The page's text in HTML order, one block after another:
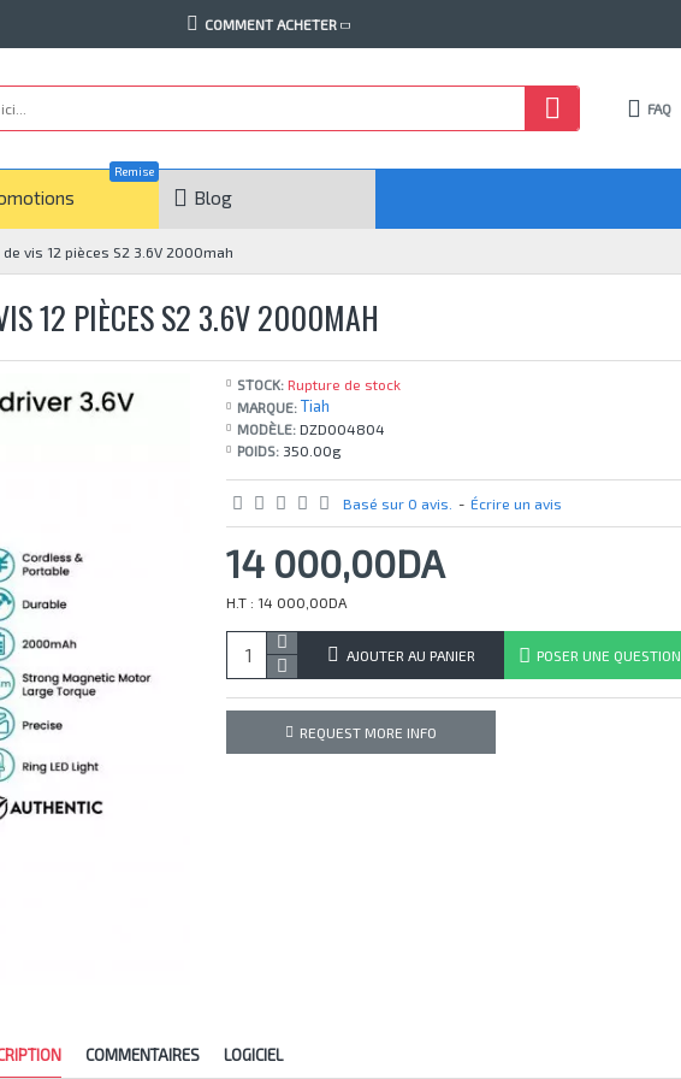
COMMENT ACHETER
FAQ
Remise
Blog
vis 12 pièces S2 3.6V 2000mah
12 PIÈCES S2 3.6V 2000MAH
STOCK: Rupture de stock
MARQUE: Tiah
MODÈLE: DZD004804
POIDS: 350.00g
Basé sur 0 avis. - Écrire un avis
14 000,00DA
H.T : 14 000,00DA
AJOUTER AU PANIER POSER UNE QUESTION
REQUEST MORE INFO
COMMENTAIRES LOGICIEL